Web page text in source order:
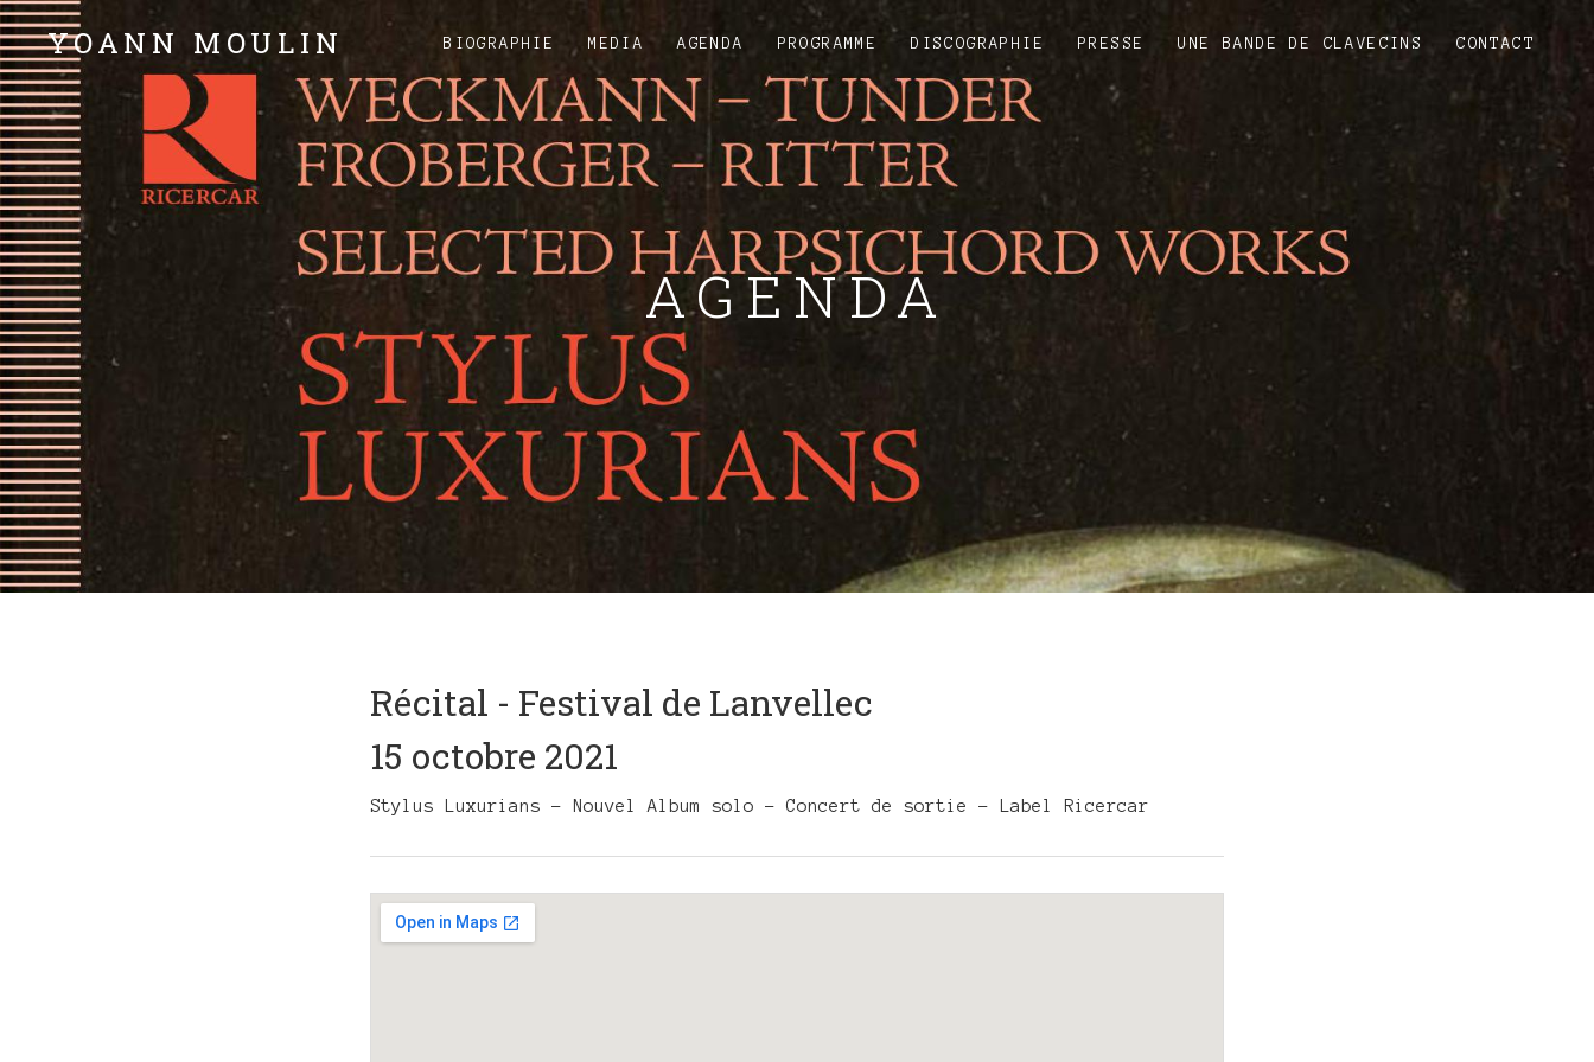
YOANN MOULIN
Claviers
BIOGRAPHIE MEDIA AGENDA PROGRAMME DISCOGRAPHIE PRESSE UNE BANDE DE CLAVECINS CONTACT
AGENDA
Récital - Festival de Lanvellec
15 octobre 2021
Stylus Luxurians - Nouvel Album solo - Concert de sortie - Label Ricercar
Details